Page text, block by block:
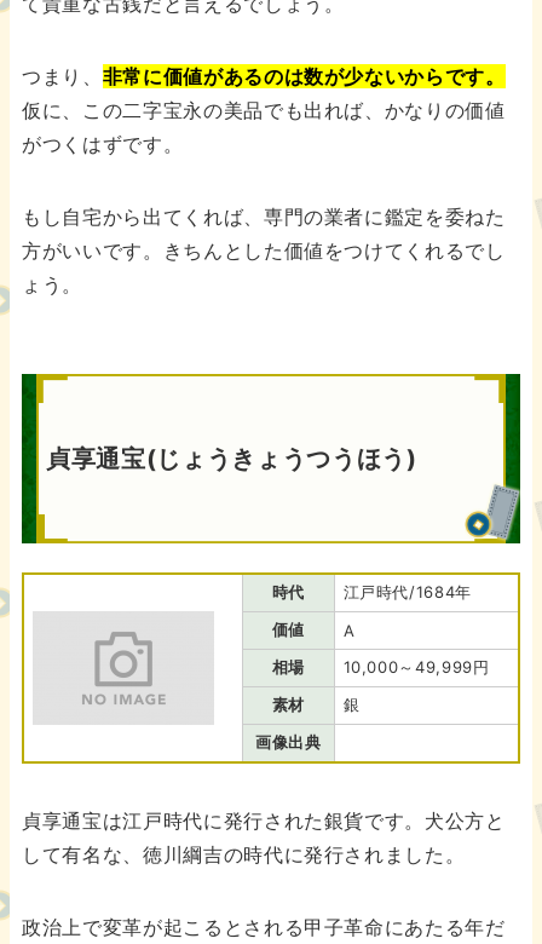
つまり、 非常に価値があるのは数が少ないからです。
仮に、この二字宝永の美品でも出れば、かなりの価値
がつくはずです。
もし自宅から出てくれば、専門の業者に鑑定を委ねた
方がいいです。きちんとした価値をつけてくれるでし
ょう。
貞享通宝(じょうきょうつうほう)
時代
江戸時代/1684年
価値
A
相場
10,000～49,999円
素材
銀
画像出典
貞享通宝は江戸時代に発行された銀貨です。犬公方と
して有名な、徳川綱吉の時代に発行されました。
政治上で変革が起こるとされる甲子革命にあたる年だ